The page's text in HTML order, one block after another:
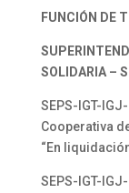
FUNCIÓN DE
SOLIDARIA –
SEPS-IGT-
Cooperativa
“En
SEPS-IGT-